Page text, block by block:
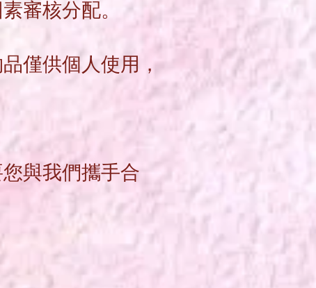
審核分配。
僅供個人使用，
與我們攜手合